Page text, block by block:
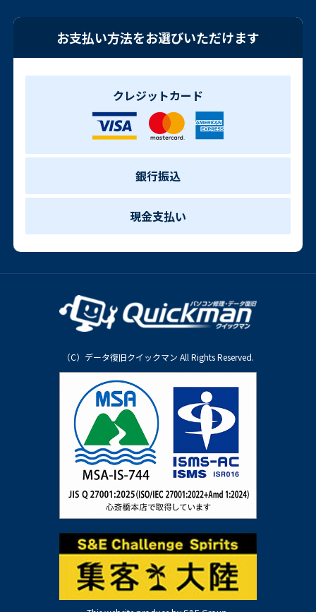
お支払い方法をお選びいただけます
クレジットカード
銀行振込
現金支払い
（C）データ復旧クイックマン All Rights Reserved.